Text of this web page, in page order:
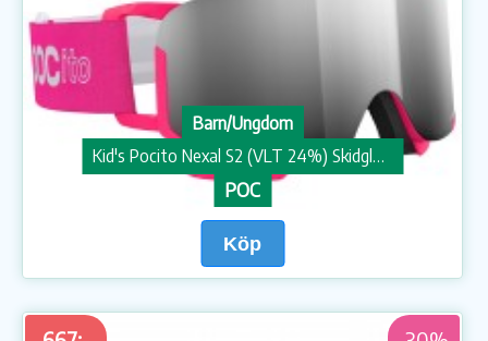
Barn/Ungdom
Kid's Pocito Nexal S2 (VLT 24%) Skidglasögon
POC
Köp